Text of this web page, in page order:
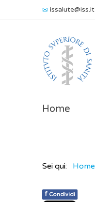
issalute@iss.it
Home
Sei qui: Home
f Condividi